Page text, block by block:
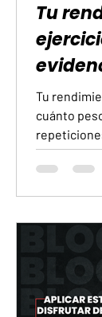
Tu
Tu
cuánto
influye
mezclan
core y
fácil ver